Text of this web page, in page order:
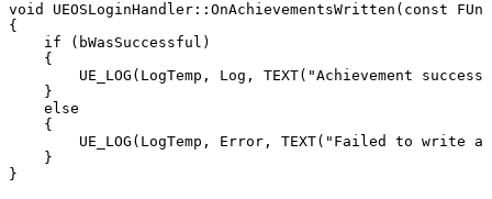
void UEOSLoginHandler::OnAchievementsWritten(const
{
    if (bWasSuccessful)
    {
UE_LOG(LogTemp, Log, TEXT("Achievement
    }
    else
    {
UE_LOG(LogTemp, Error, TEXT("Failed to write
    }